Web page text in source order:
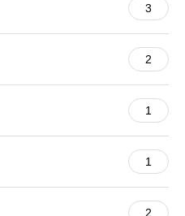
3
2
1
1
2